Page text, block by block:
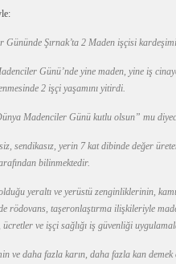
Gününde Şırnak’ta 2 Maden işçisi
Günü’nde yine maden, yine iş
2 işçi yaşamını yitirdi.
Madenciler Günü kutlu olsun” mu
sendikasız, yerin 7 kat dibinde değer
bilinmektedir.
yeraltı ve yerüstü zenginliklerinin,
rödovans, taşeronlaştırma ilişkileriyle
ücretler ve işçi sağlığı iş güvenliği
ve daha fazla karın, daha fazla kan